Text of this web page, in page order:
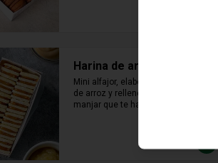
Harina de arroz
Mini alfajor, elaborado con harina
de arroz y relleno abundante
manjar que te hará saborear cada